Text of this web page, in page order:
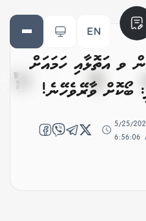
EN
ވ އަތޮޅާއި ހަމައަށް
ބޯކޮށް ވާރޭވެހޭނެ!
5/25/
6:56:06